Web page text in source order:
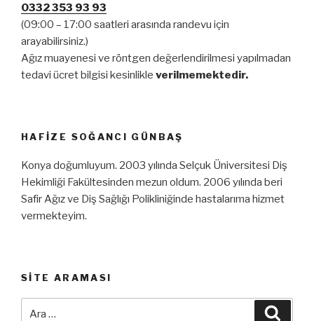
0332 353 93 93
(09:00 – 17:00 saatleri arasında randevu için
arayabilirsiniz.)
Ağız muayenesi ve röntgen değerlendirilmesi yapılmadan
tedavi ücret bilgisi kesinlikle verilmemektedir.
HAFIZE SOĞANCI GÜNBAŞ
Konya doğumluyum. 2003 yılında Selçuk Üniversitesi Diş
Hekimliği Fakültesinden mezun oldum. 2006 yılında beri
Safir Ağız ve Diş Sağlığı Polikliniğinde hastalarıma hizmet
vermekteyim.
SITE ARAMASI